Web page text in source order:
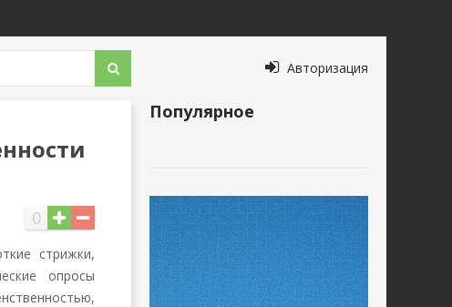
Авторизация
0
стрижки,
опросы
Популярное